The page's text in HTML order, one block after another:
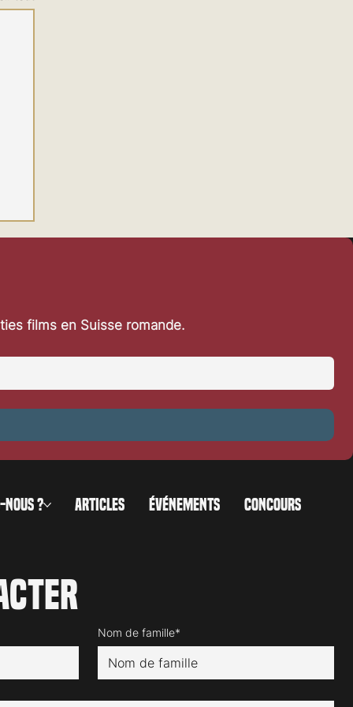
films en Suisse romande.
? ARTICLES ÉVÉNEMENTS CONCOURS
Nom de famille*